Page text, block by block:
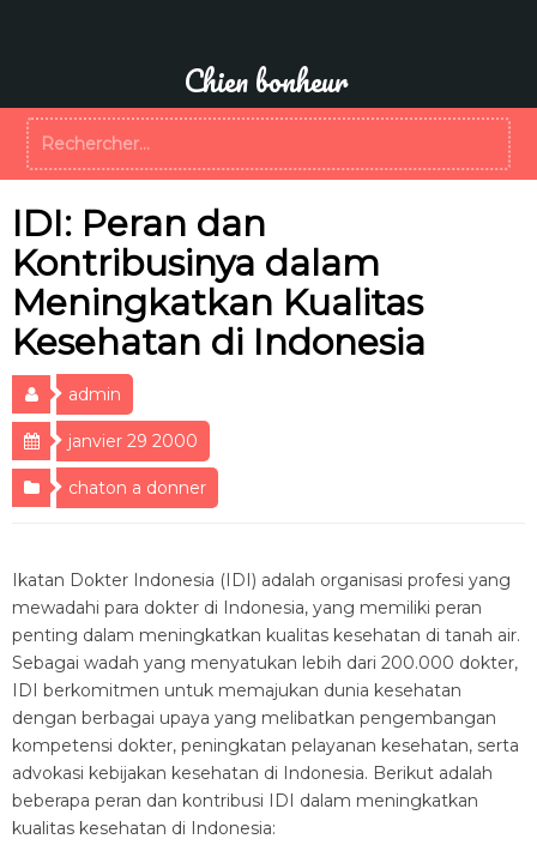
Chien bonheur
IDI: Peran dan
Kontribusinya dalam
Meningkatkan Kualitas
Kesehatan di Indonesia
admin
janvier 29 2000
chaton a donner
Ikatan Dokter Indonesia (IDI) adalah organisasi profesi yang
mewadahi para dokter di Indonesia, yang memiliki peran
penting dalam meningkatkan kualitas kesehatan di tanah air.
Sebagai wadah yang menyatukan lebih dari 200.000 dokter,
IDI berkomitmen untuk memajukan dunia kesehatan
dengan berbagai upaya yang melibatkan pengembangan
kompetensi dokter, peningkatan pelayanan kesehatan, serta
advokasi kebijakan kesehatan di Indonesia. Berikut adalah
beberapa peran dan kontribusi IDI dalam meningkatkan
kualitas kesehatan di Indonesia:
Rechercher :